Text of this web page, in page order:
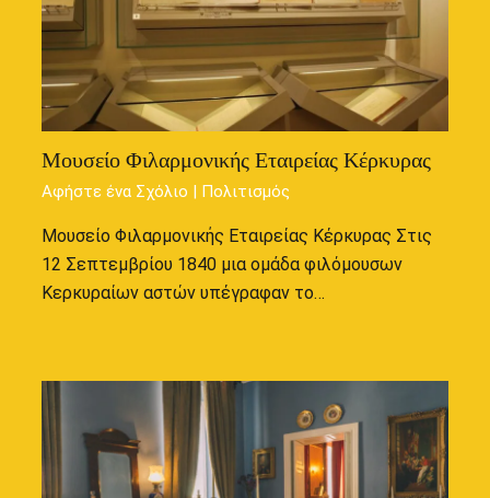
Μουσείο Φιλαρμονικής Εταιρείας Κέρκυρας
Αφήστε ένα Σχόλιο | Πολιτισμός
Μουσείο Φιλαρμονικής Εταιρείας Κέρκυρας Στις
12 Σεπτεμβρίου 1840 μια ομάδα φιλόμουσων
Κερκυραίων αστών υπέγραφαν το…